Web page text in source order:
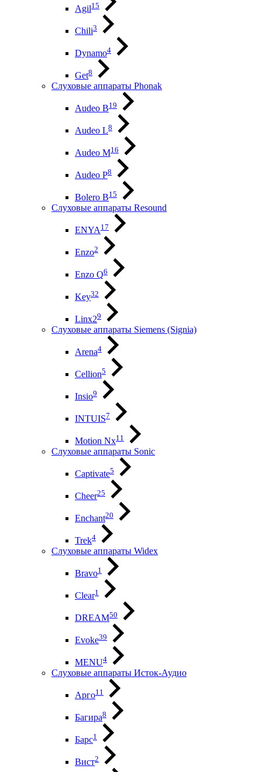
Agil15
Chili3
Dynamo4
Get8
Слуховые аппараты Phonak
Audeo B19
Audeo L8
Audeo М16
Audeo P8
Bolero B15
Слуховые аппараты Resound
ENYA17
Enzo2
Enzo Q6
Key32
Linx29
Слуховые аппараты Siemens (Signia)
Arena4
Cellion5
Insio9
INTUIS7
Motion Nx11
Слуховые аппараты Sonic
Captivate5
Cheer25
Enchant20
Trek4
Слуховые аппараты Widex
Bravo1
Clear1
DREAM50
Evoke39
MENU4
Слуховые аппараты Исток-Аудио
Арго11
Багира8
Барс1
Вист2